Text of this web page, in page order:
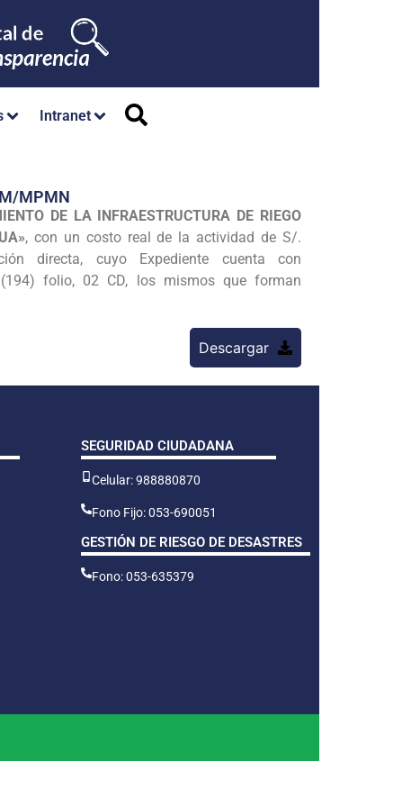
Intranet
MPMN
DE LA INFRAESTRUCTURA DE RIEGO
, con un costo real de la actividad de S/.
directa, cuyo Expediente cuenta con
folio, 02 CD, los mismos que forman
Descargar
SEGURIDAD CIUDADANA
Celular: 988880870
Fono Fijo: 053-690051
GESTIÓN DE RIESGO DE DESASTRES
Fono: 053-635379